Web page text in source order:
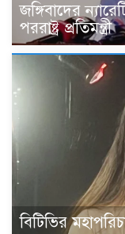
জঙ্গিবাদের
পররাষ্ট্র প্রতিমন্ত্রী
বিটিভির